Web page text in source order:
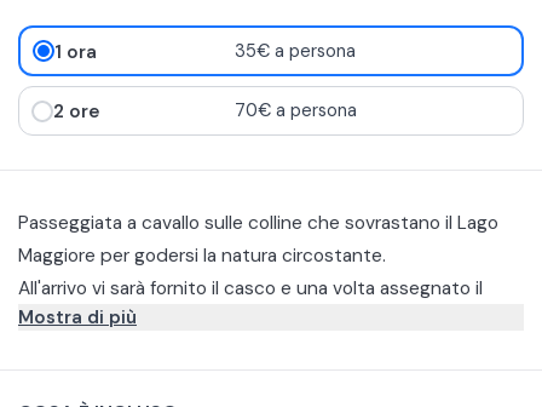
1 ora 35€ a persona
2 ore 70€ a persona
Passeggiata a cavallo sulle colline che sovrastano il Lago
Maggiore per godersi la natura circostante.
All'arrivo vi sarà fornito il casco e una volta assegnato il
vostro cavallo, farete una breve lezione introduttiva sulla
Mostra di più